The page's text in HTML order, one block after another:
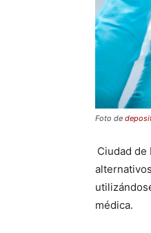
Foto de
Ciudad de
médica.